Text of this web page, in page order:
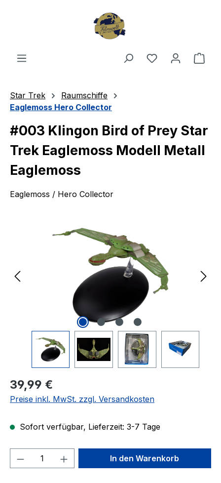
Du hast 0
Star Trek
Raumschiffe
Eaglemoss Hero Collector
#003 Klingon Bird of Prey Star
Trek Eaglemoss Modell Metall
Eaglemoss
Eaglemoss / Hero Collector
Regulärer Preis:
39,99 €
Preise inkl. MwSt. zzgl. Versandkosten
Sofort verfügbar, Lieferzeit: 3-7 Tage
Produkt Anzahl: Gib denIn den Warenkorb